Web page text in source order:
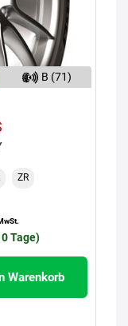
B (71)
ZR
Tage)
Warenkorb